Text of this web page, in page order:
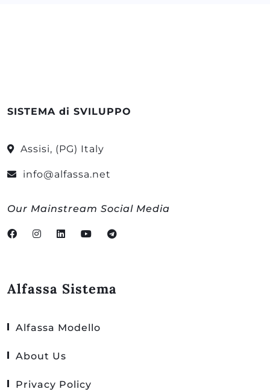
SISTEMA di SVILUPPO
Assisi, (PG) Italy
info@alfassa.net
Our Mainstream Social Media
Alfassa Sistema
Alfassa Modello
About Us
Privacy Policy